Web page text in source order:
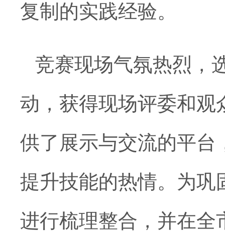
复制的实践经验。
竞赛现场气氛热烈，
动，获得现场评委和观
供了展示与交流的平台
提升技能的热情。为巩
进行梳理整合，并在全